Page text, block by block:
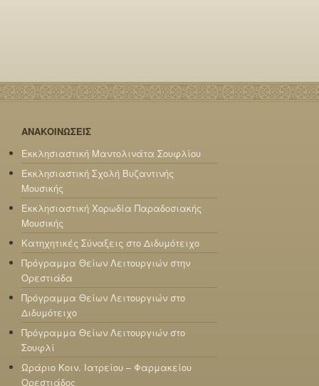
ΑΝΑΚΟΙΝΩΣΕΙΣ
Εκκλησιαστική Μαντολινάτα Σουφλίου
Εκκλησιαστική Σχολή Βυζαντινής
Μουσικής
Εκκλησιαστική Χορωδία Παραδοσιακής
Μουσικής
Κατηχητικές Σύναξεις στο Διδυμότειχο
Πρόγραμμα Θείων Λειτουργιών στην
Ορεστιάδα
Πρόγραμμα Θείων Λειτουργιών στο
Διδυμότειχο
Πρόγραμμα Θείων Λειτουργιών στο
Σουφλί
Ωράριο Κοιν. Ιατρείου – Φαρμακείου
Ορεστιάδος